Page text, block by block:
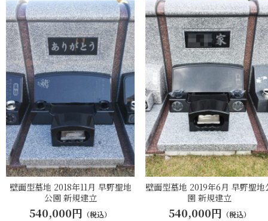
壁面型墓地 2018年11月 早野聖地
公園 新規建立
540,000円 （税込）
壁面型墓地 2019年6月 早野聖地
園 新規建立
540,000円 （税込）